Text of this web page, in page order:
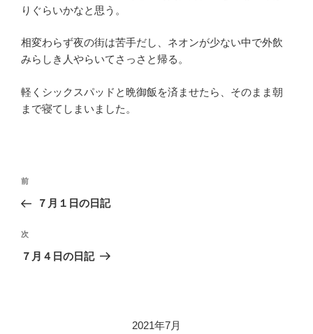
りぐらいかなと思う。
相変わらず夜の街は苦手だし、ネオンが少ない中で外飲
みらしき人やらいてさっさと帰る。
軽くシックスパッドと晩御飯を済ませたら、そのまま朝
まで寝てしまいました。
投
ビ
ゲ
過
去
投
稿
前
７月１日の日記
次
の
次
７月４日の日記
2021年7月